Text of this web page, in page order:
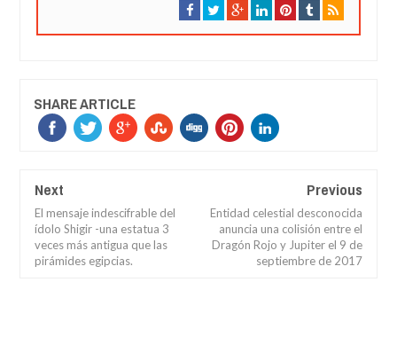
SHARE ARTICLE
Next
El mensaje indescifrable del
ídolo Shigir -una estatua 3
veces más antigua que las
pirámides egipcias.
Previous
Entidad celestial desconocida
anuncia una colisión entre el
Dragón Rojo y Jupiter el 9 de
septiembre de 2017